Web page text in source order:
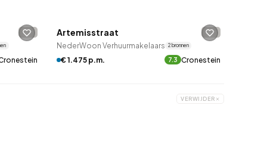
- Artemisstraat -
NederWoon Verhuurmakelaars 2 bronnen
€ 1.475 p.m. 7.3 Cronestein
VERWIJDER